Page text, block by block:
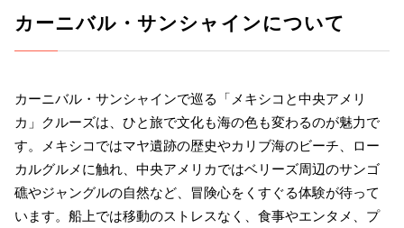
カーニバル・サンシャインについて
カーニバル・サンシャインで巡る「メキシコと中央アメリ
カ」クルーズは、ひと旅で文化も海の色も変わるのが魅力で
す。メキシコではマヤ遺跡の歴史やカリブ海のビーチ、ロー
カルグルメに触れ、中央アメリカではベリーズ周辺のサンゴ
礁やジャングルの自然など、冒険心をくすぐる体験が待って
います。船上では移動のストレスなく、食事やエンタメ、プ